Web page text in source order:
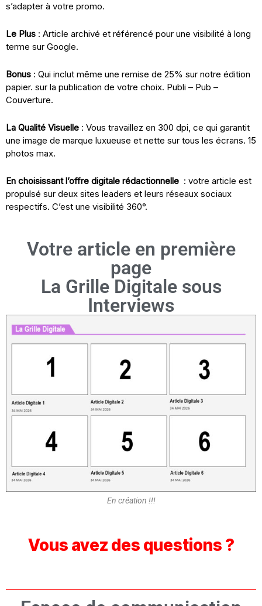
s’adapter à votre promo.
Le Plus : Article archivé et référencé pour une visibilité à long
terme sur Google.
Bonus : Qui inclut même une remise de 25% sur notre édition
papier. sur la publication de votre choix. Publi – Pub –
Couverture.
La Qualité Visuelle : Vous travaillez en 300 dpi, ce qui garantit
une image de marque luxueuse et nette sur tous les écrans. 15
photos max.
En choisissant l’offre digitale rédactionnelle : votre article est
propulsé sur deux sites leaders et leurs réseaux sociaux
respectifs. C’est une visibilité 360°.
Votre article en première
page
La Grille Digitale sous
Interviews
En création !!!
Vous avez des questions ?